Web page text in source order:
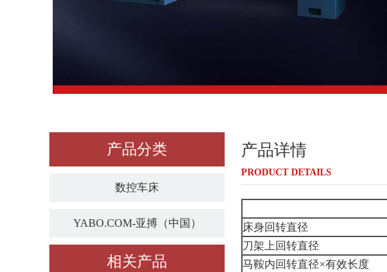
产品分类
数控车床
YABO.COM-亚搏（中国）
相关产品
产品详情
PRODUCT DETAILS
床身回转直径
刀架上回转直径
马鞍内回转直径×有效长度